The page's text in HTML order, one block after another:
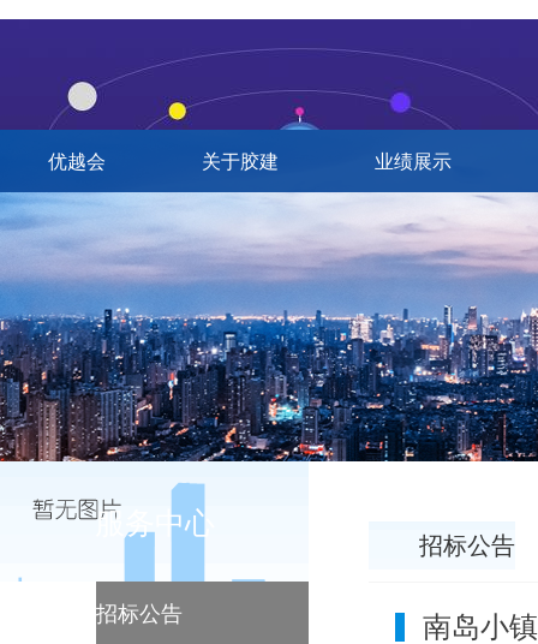
优越会 关于胶建 业绩展示
服务中心
招标公告
招标公告
南岛小